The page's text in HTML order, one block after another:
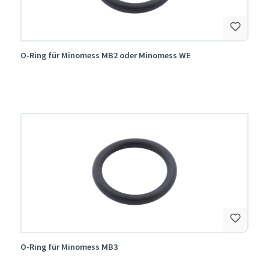
O-Ring für Minomess MB2 oder Minomess WE
O-Ring für Minomess MB3